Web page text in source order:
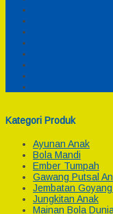
Kategori Produk
Ayunan Anak
Bola Mandi
Ember Tumpah
Gawang Putsal
Jembatan
Jungkitan Anak
Mainan Bola